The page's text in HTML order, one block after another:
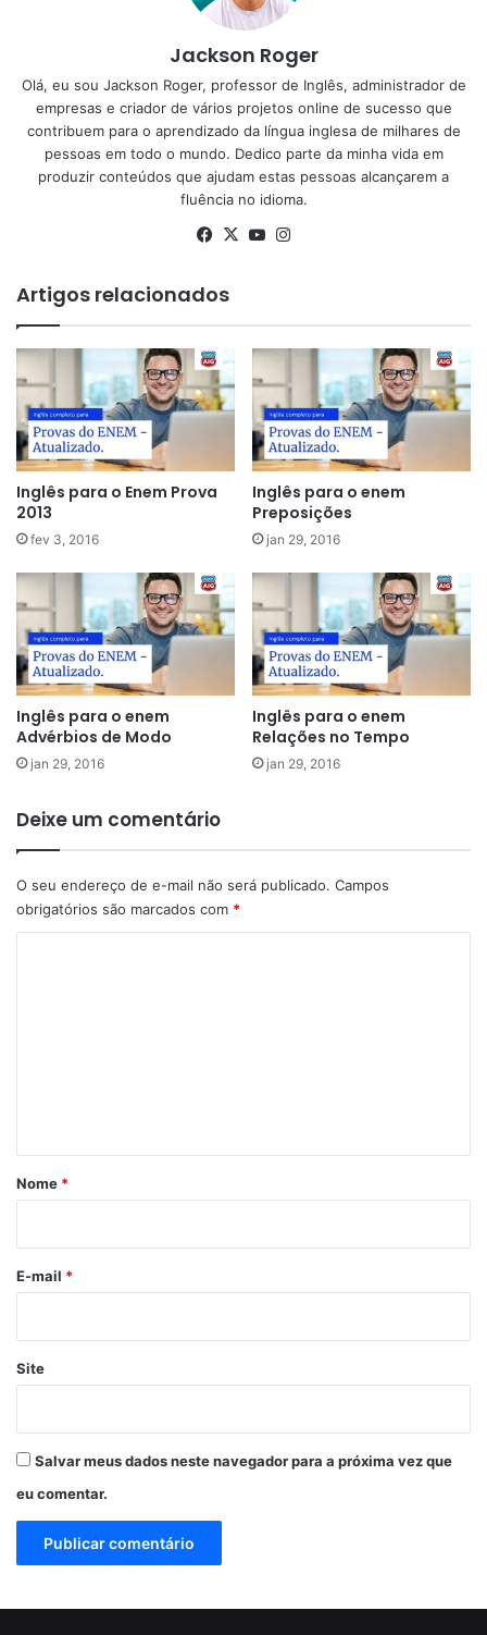
Jackson Roger
Olá, eu sou Jackson Roger, professor de Inglês, administrador de
empresas e criador de vários projetos online de sucesso que
contribuem para o aprendizado da língua inglesa de milhares de
pessoas em todo o mundo. Dedico parte da minha vida em
produzir conteúdos que ajudam estas pessoas alcançarem a
fluência no idioma.
Facebook
X YouTube
Artigos relacionados
Inglês para o Enem Prova
2013
fev 3, 2016
Inglês para o enem
Preposições
jan 29, 2016
Inglês para o enem
Advérbios de Modo
jan 29, 2016
Inglês para o enem
Relações no Tempo
jan 29, 2016
Deixe um comentário
O seu endereço de e-mail não será publicado. Campos
obrigatórios são marcados com *
r
*
Nome *
E-mail *
Site
Salvar meus dados neste navegador para a próxima vez que
eu comentar.